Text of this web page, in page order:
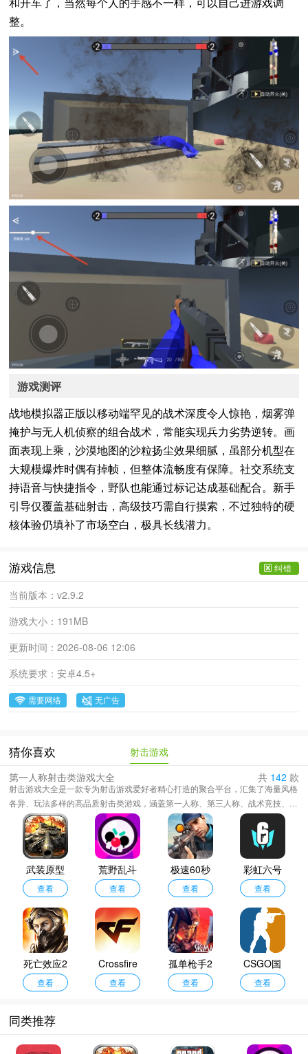
整。
游戏测评
战地模拟器正版以移动端罕见的战术深度令人惊艳，烟雾弹
掩护与无人机侦察的组合战术，常能实现兵力劣势逆转。画
面表现上乘，沙漠地图的沙粒扬尘效果细腻，虽部分机型在
大规模爆炸时偶有掉帧，但整体流畅度有保障。社交系统支
持语音与快捷指令，野队也能通过标记达成基础配合。新手
引导仅覆盖基础射击，高级技巧需自行摸索，不过独特的硬
核体验仍填补了市场空白，极具长线潜力。
游戏信息
当前版本：v2.9.2
游戏大小： 191MB
更新时间：2026-08-06 12:06
系统要求：安卓4.5+
需要网络 无广告
纠错
猜你喜欢
射击游戏
第一人称射击类游戏大全
共 142 款
射击游戏大全是一款专为射击游戏爱好者精心打造的聚合平台，汇集了海量风格
各异、玩法多样的高品质射击类游戏，涵盖第一人称、第三人称、战术竞技、生
存射击、空战模拟、坦克对战、僵尸突围等多种类型，无论你是热衷于精准枪战
的硬核玩家，还是钟情于战机翱翔、重炮轰击的军事迷，这里都能满足你的热血
需求，不仅收录了经典耐玩的射击佳作，更每日持续更新，第一时间引入全球最
新上线的热门射击新游，确保你始终站在游戏潮流前沿。
武装原型
最新版
查看
荒野乱斗
宇宙服
查看
极速60秒
手游
查看
彩虹六号
安卓版
查看
死亡效应2
中文版
查看
Crossfire
查看
孤单枪手2
中文版
查看
CSGO国
际服
查看
同类推荐